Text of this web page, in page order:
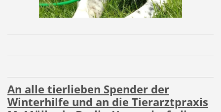
An alle tierlieben Spender der
Winterhilfe und an die Tierarztpraxis